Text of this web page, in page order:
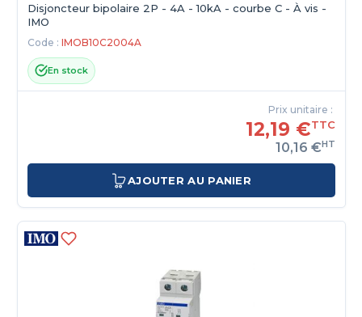
Disjoncteur bipolaire 2P - 4A - 10kA - courbe C - À vis -
IMO
Code : IMOB10C2004A
En stock
Prix unitaire :
12,19 €TTC
10,16 €HT
AJOUTER AU PANIER